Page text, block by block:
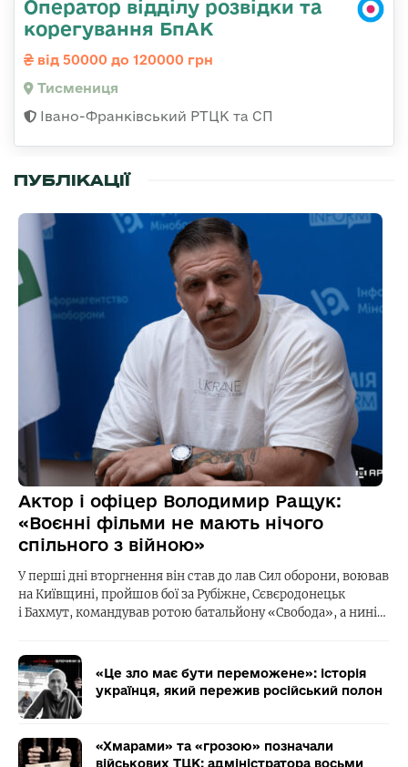
Оператор відділу розвідки та
корегування БпАК
від 50000 до 120000 грн
Тисмениця
Івано-Франківський РТЦК та СП
ПУБЛІКАЦІЇ
Актор і офіцер Володимир Ращук:
«Воєнні фільми не мають нічого
спільного з війною»
У перші дні вторгнення він став до лав Сил оборони, воював
на Київщині, пройшов бої за Рубіжне, Сєвєродонецьк
і Бахмут, командував ротою батальйону «Свобода», а нині…
«Це зло має бути переможене»: історія
українця, який пережив російський полон
«Хмарами» та «грозою» позначали
військових ТЦК: адміністратора восьми